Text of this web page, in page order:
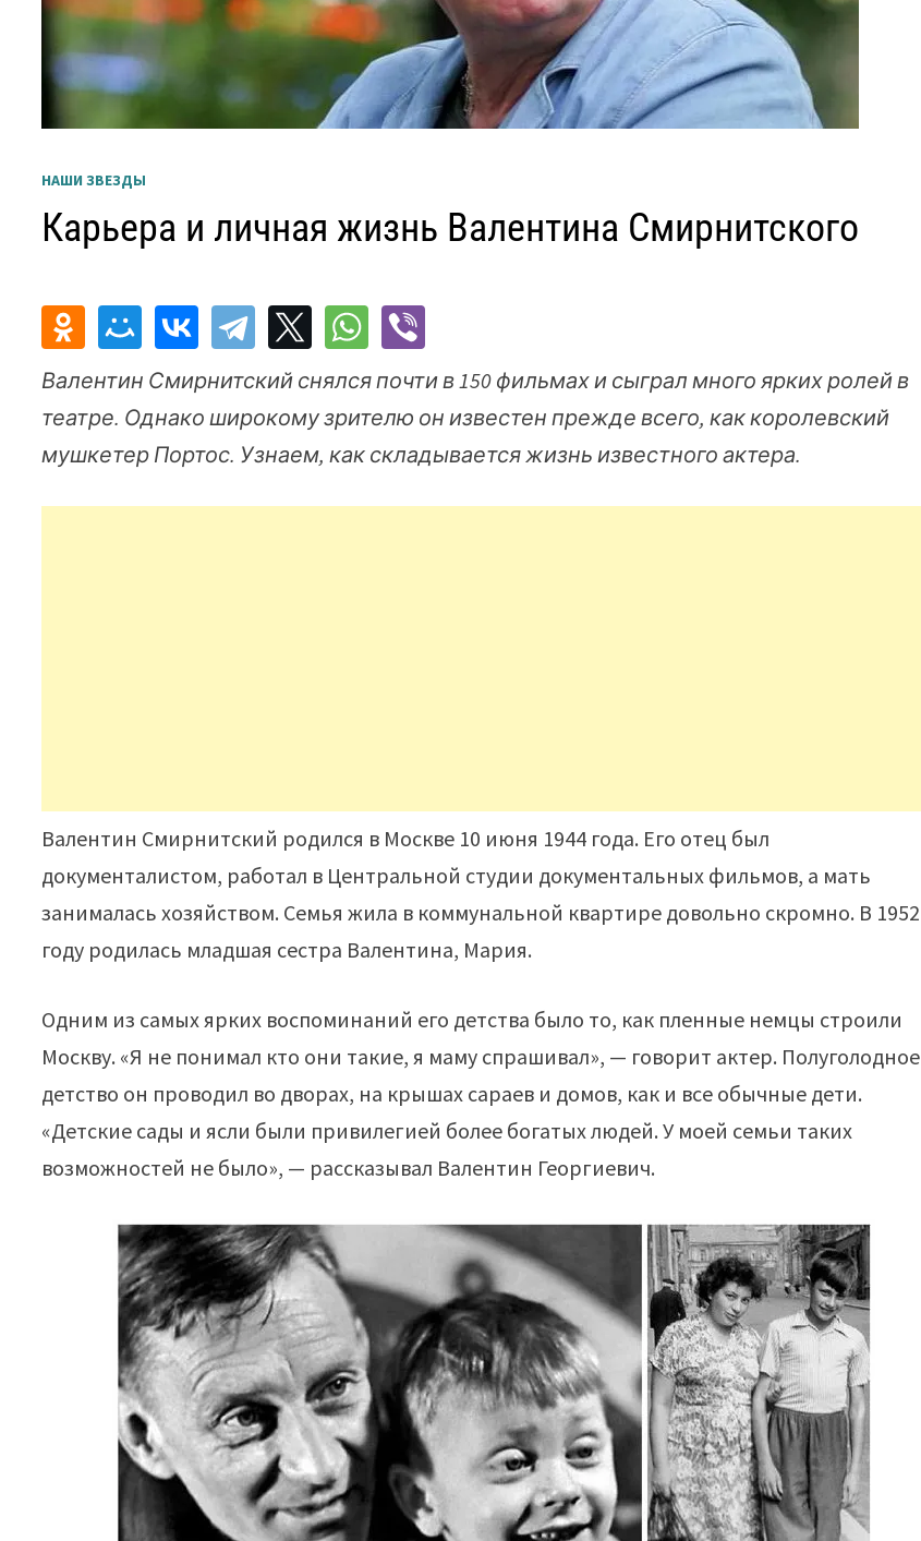
НАШИ ЗВЕЗДЫ
Карьера и личная жизнь Валентина Смирнитского
Валентин Смирнитский снялся почти в 150 фильмах и сыграл много ярких ролей в
театре. Однако широкому зрителю он известен прежде всего, как королевский
мушкетер Портос. Узнаем, как складывается жизнь известного актера.
Валентин Смирнитский родился в Москве 10 июня 1944 года. Его отец был
документалистом, работал в Центральной студии документальных фильмов, а мать
занималась хозяйством. Семья жила в коммунальной квартире довольно скромно. В 1952
году родилась младшая сестра Валентина, Мария.
Одним из самых ярких воспоминаний его детства было то, как пленные немцы строили
Москву. «Я не понимал кто они такие, я маму спрашивал», — говорит актер. Полуголодное
детство он проводил во дворах, на крышах сараев и домов, как и все обычные дети.
«Детские сады и ясли были привилегией более богатых людей. У моей семьи таких
возможностей не было», — рассказывал Валентин Георгиевич.